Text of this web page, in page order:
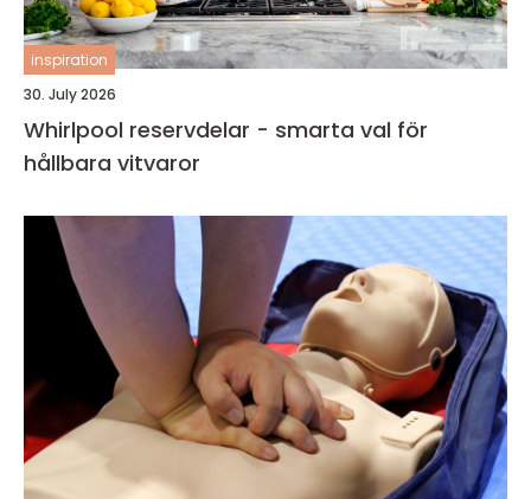
inspiration
30. July 2026
Whirlpool reservdelar - smarta val för
hållbara vitvaror